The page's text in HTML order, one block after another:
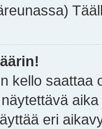
kello saattaa
eri